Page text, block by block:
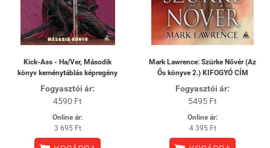
Kick-Ass - Ha/Ver, Második
könyv keménytáblás képregény
Fogyasztói ár:
4590 Ft
Online ár:
3 695 Ft
Mark Lawrence: Szürke Nővér (Az
Ős könyve 2.) KIFOGYÓ CÍM
Fogyasztói ár:
5495 Ft
Online ár:
4 395 Ft